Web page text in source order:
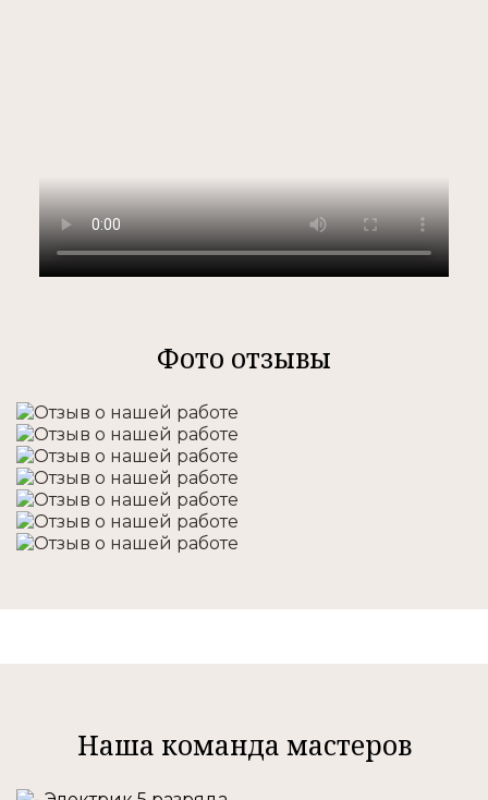
Фото отзывы
Наша команда мастеров